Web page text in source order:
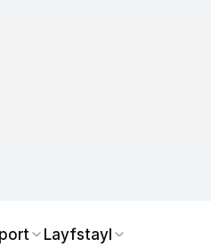
Layfstayl